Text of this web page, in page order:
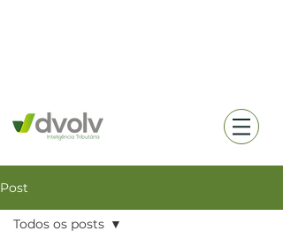
Post
Todos os posts